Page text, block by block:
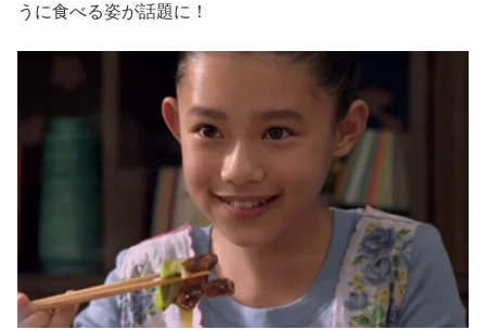
うに食べる姿が話題に！